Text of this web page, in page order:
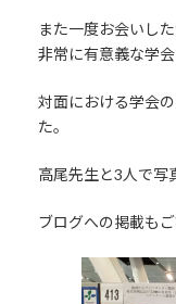
また一度お会いし
非常に有意義な学会
対面における学会
た。
高尾先生と3人で写
ブログへの掲載も